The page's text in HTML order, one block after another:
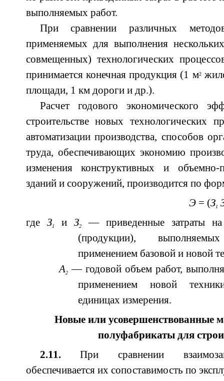
выполняемых работ.
При сравнении различных
применяемых для выполнения
совмещенных) технологических
принимается конечная продукция (1 м2
площади, 1 км дороги и др.).
Расчет годового экономического
строительстве новых технологических
автоматизации производства, способов
труда, обеспечивающих экономию
изменения конструктивных и объемно-
зданий и сооружений, производится по
Э= (З1
где З1 и З2
— приведенные затраты
(продукции),
применением базовой и новой
А2— годовой объем работ,
применением новой
единицах измерения.
Новые или усовершенствованные
полуфабрикаты для
2.11.При сравнении
обеспечивается их сопоставимость по